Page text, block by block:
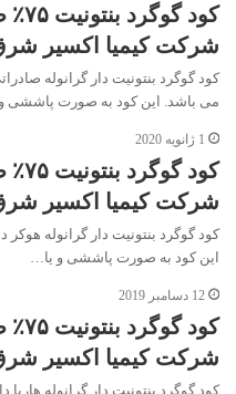
کود
شرکت کیمیا اکسیر
می باشد. این کود به صورت پاششی
1 ژانویه 2020
کود
شرکت کیمیا اکسیر
این کود به صورت پاششی و یا…
12 دسامبر 2019
کود
شرکت کیمیا اکسیر